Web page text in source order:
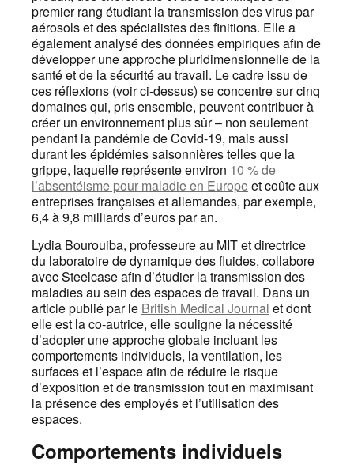
premier rang étudiant la transmission des virus par
aérosols et des spécialistes des finitions. Elle a
également analysé des données empiriques afin de
développer une approche pluridimensionnelle de la
santé et de la sécurité au travail. Le cadre issu de
ces réflexions (voir ci-dessus) se concentre sur cinq
domaines qui, pris ensemble, peuvent contribuer à
créer un environnement plus sûr – non seulement
pendant la pandémie de Covid-19, mais aussi
durant les épidémies saisonnières telles que la
grippe, laquelle représente environ 10 % de
l’absentéisme pour maladie en Europeet coûte aux
entreprises françaises et allemandes, par exemple,
6,4 à 9,8 milliards d’euros par an.
Lydia Bourouiba, professeure au MIT et directrice
du laboratoire de dynamique des fluides, collabore
avec Steelcase afin d’étudier la transmission des
maladies au sein des espaces de travail. Dans un
article publié par le British Medical Journal et dont
elle est la co-autrice, elle souligne la nécessité
d’adopter une approche globale incluant les
comportements individuels, la ventilation, les
surfaces et l’espace afin de réduire le risque
d’exposition et de transmission tout en maximisant
la présence des employés et l’utilisation des
espaces.
Comportements individuels